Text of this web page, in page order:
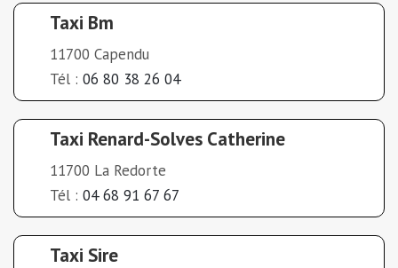
Taxi Bm
11700 Capendu
Tél : 06 80 38 26 04
Taxi Renard-Solves Catherine
11700 La Redorte
Tél : 04 68 91 67 67
Taxi Sire